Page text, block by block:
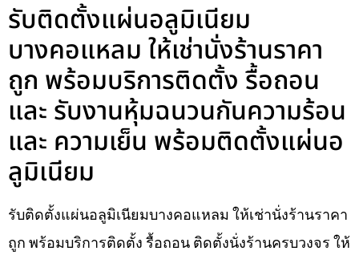
รับติดตั้งแผ่นอลูมิเนียม
บางคอแหลม ให้เช่านั่งร้านราคา
ถูก พร้อมบริการติดตั้ง รื้อถอน
และ รับงานหุ้มฉนวนกันความร้อน
และ ความเย็น พร้อมติดตั้งแผ่นอ
ลูมิเนียม
รับติดตั้งแผ่นอลูมิเนียมบางคอแหลม ให้เช่านั่งร้านราคา
ถูก พร้อมบริการติดตั้ง รื้อถอน ติดตั้งนั่งร้านครบวงจร ให้